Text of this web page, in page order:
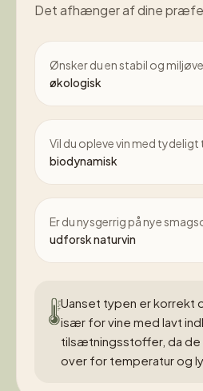
Det afhænger af dine
Ønsker du en stabil og
økologisk
Vil du opleve vin med
biodynamisk
Er du nysgerrig på nye
udforsk naturvin
Uanset typen er korrekt
især for vine med lavt
tilsætningsstoffer, da de
over for temperatur og